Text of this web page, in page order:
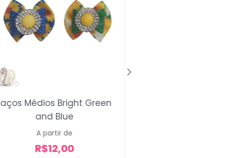
Médios Bright Green
and Blue
A partir de
R$12,00